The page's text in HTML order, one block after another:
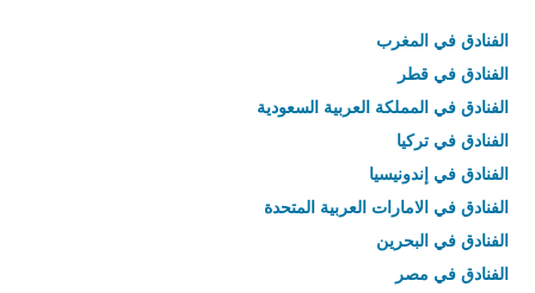
الفنادق في المغرب
الفنادق في قطر
الفنادق في المملكة العربية السعودية
الفنادق في تركيا
الفنادق في إندونيسيا
الفنادق في الامارات العربية المتحدة
الفنادق في البحرين
الفنادق في مصر